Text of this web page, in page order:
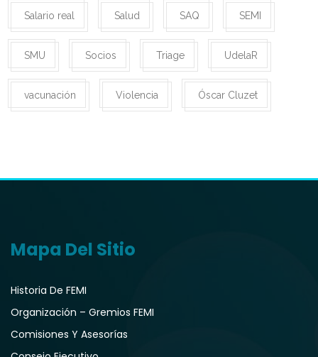
Salario real Salud SAQ SEMI
SMU Socios Triage UdelaR
vacunación Violencia Óscar Cluzet
Mapa Del Sitio
Historia De FEMI
Organización – Gremios FEMI
Comisiones Y Asesorías